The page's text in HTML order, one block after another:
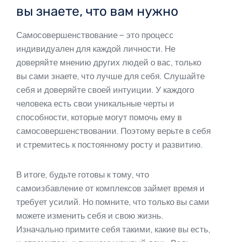
вы знаете, что вам нужно
Самосовершенствование – это процесс
индивидуален для каждой личности. Не
доверяйте мнению других людей о вас, только
вы сами знаете, что лучше для себя. Слушайте
себя и доверяйте своей интуиции. У каждого
человека есть свои уникальные черты и
способности, которые могут помочь ему в
самосовершенствовании. Поэтому верьте в себя
и стремитесь к постоянному росту и развитию.
В итоге, будьте готовы к тому, что
самоизбавление от комплексов займет время и
требует усилий. Но помните, что только вы сами
можете изменить себя и свою жизнь.
Изначально примите себя такими, какие вы есть,